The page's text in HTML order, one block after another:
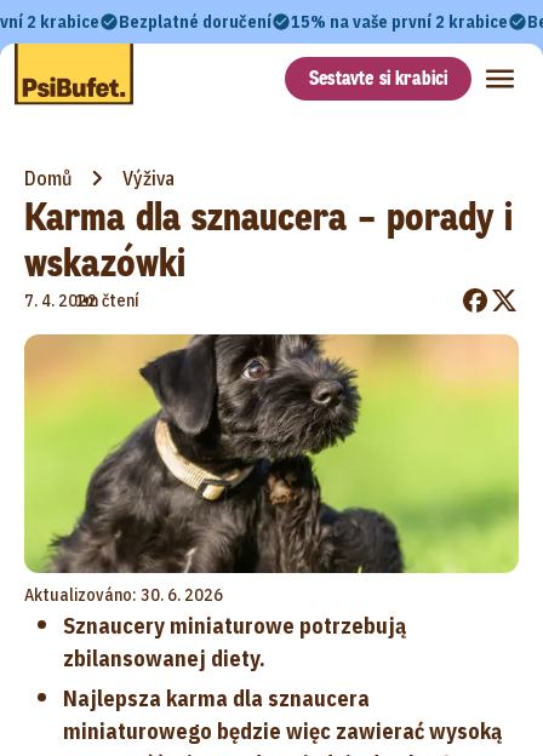
2 krabice Bezplatné doručení 15% na vaše první 2 krabice
Sestavte si krabici
Domů Výživa
Karma dla sznaucera – porady i
wskazówki
7. 4. 2022
•
1m čtení
Aktualizováno: 30. 6. 2026
Sznaucery miniaturowe potrzebują
zbilansowanej diety.
Najlepsza karma dla sznaucera
miniaturowego będzie więc zawierać wysoką